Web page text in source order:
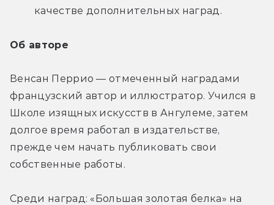
качестве дополнительных наград.
Об авторе
Венсан Перрио — отмеченный наградами
французский автор и иллюстратор. Учился в
Школе изящных искусств в Ангулеме, затем
долгое время работал в издательстве,
прежде чем начать публиковать свои
собственные работы.
Среди наград: «Большая золотая белка» на